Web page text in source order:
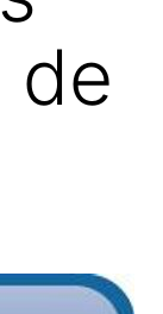
de